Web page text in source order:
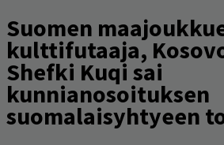
Suomen
kulttifutaaja,
Shefki Kuqi sai
kunnianosoituksen
suomalaisyhtyeen